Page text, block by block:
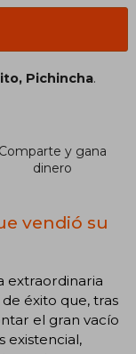
Pichincha.
Comparte y gana
dinero
vendió su
extraordinaria
éxito que, tras
el gran vacío
existencial,